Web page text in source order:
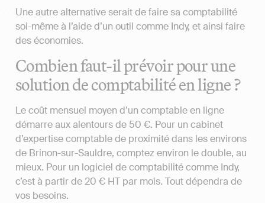
Une autre alternative serait de faire sa comptabilité
soi-même à l’aide d’un outil comme Indy, et ainsi faire
des économies.
Combien faut-il prévoir pour une
solution de comptabilité en ligne ?
Le coût mensuel moyen d’un comptable en ligne
démarre aux alentours de 50 €. Pour un cabinet
d’expertise comptable de proximité dans les environs
de Brinon-sur-Sauldre, comptez environ le double, au
mieux. Pour un logiciel de comptabilité comme Indy,
c’est à partir de 20 € HT par mois. Tout dépendra de
vos besoins.